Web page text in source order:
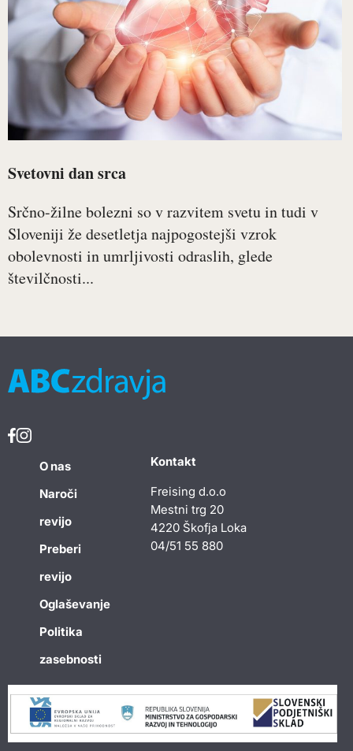
Svetovni dan srca
Srčno-žilne bolezni so v razvitem svetu in tudi v
Sloveniji že desetletja najpogostejši vzrok
obolevnosti in umrljivosti odraslih, glede
številčnosti...
O nas
Naroči
revijo
Preberi
revijo
Oglaševanje
Politika
zasebnosti
Kontakt
Freising d.o.o
Mestni trg 20
4220 Škofja Loka
04/51 55 880